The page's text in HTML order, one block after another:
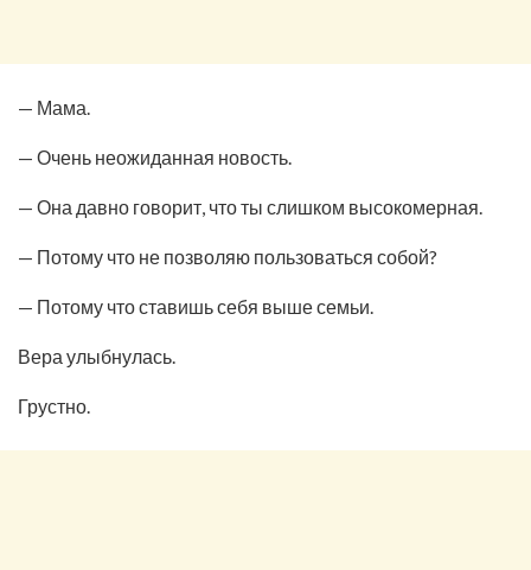
— Мама.
— Очень неожиданная новость.
— Она давно говорит, что ты слишком высокомерная.
— Потому что не позволяю пользоваться собой?
— Потому что ставишь себя выше семьи.
Вера улыбнулась.
Грустно.